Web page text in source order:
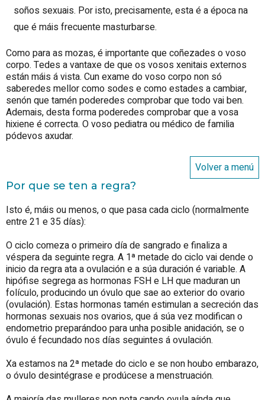
soños sexuais. Por isto, precisamente, esta é a época na
que é máis frecuente masturbarse.
Como para as mozas, é importante que coñezades o voso
corpo. Tedes a vantaxe de que os vosos xenitais externos
están máis á vista. Cun exame do voso corpo non só
saberedes mellor como sodes e como estades a cambiar,
senón que tamén poderedes comprobar que todo vai ben.
Ademais, desta forma poderedes comprobar que a vosa
hixiene é correcta. O voso pediatra ou médico de familia
pódevos axudar.
Volver a menú
Por que se ten a regra?
Isto é, máis ou menos, o que pasa cada ciclo (normalmente
entre 21 e 35 días):
O ciclo comeza o primeiro día de sangrado e finaliza a
véspera da seguinte regra. A 1ª metade do ciclo vai dende o
inicio da regra ata a ovulación e a súa duración é variable. A
hipófise segrega as hormonas FSH e LH que maduran un
folículo, producindo un óvulo que sae ao exterior do ovario
(ovulación). Estas hormonas tamén estimulan a secreción das
hormonas sexuais nos ovarios, que á súa vez modifican o
endometrio preparándoo para unha posible anidación, se o
óvulo é fecundado nos días seguintes á ovulación.
Xa estamos na 2ª metade do ciclo e se non houbo embarazo,
o óvulo desintégrase e prodúcese a menstruación.